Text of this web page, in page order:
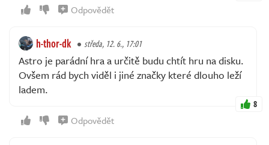
Odpovědět
h-thor-dk středa, 12. 6., 17:01
Astro je parádní hra a určitě budu chtít hru na disku.
Ovšem rád bych viděl i jiné značky které dlouho leží
ladem.
8
Odpovědět